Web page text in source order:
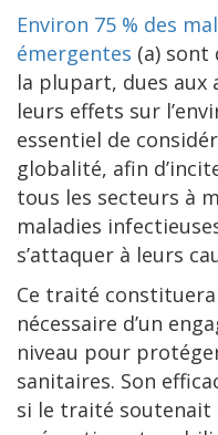
Environ 75 % des
émergentes (a) sont
la plupart, dues aux
leurs effets sur
essentiel de
globalité, afin
tous les secteurs à
maladies
s’attaquer à leurs
Ce traité
nécessaire d’un
niveau pour
sanitaires. Son
si le traité soutenait